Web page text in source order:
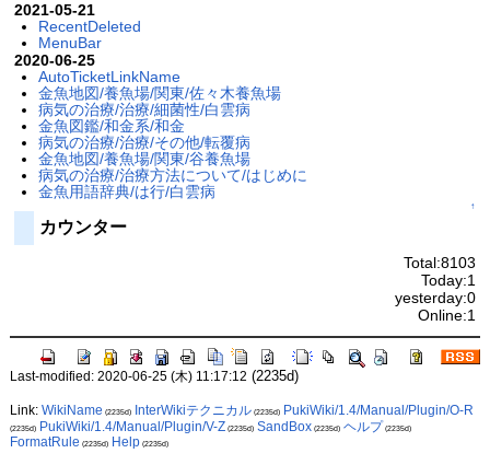
2021-05-21
RecentDeleted
MenuBar
2020-06-25
AutoTicketLinkName
金魚地図/養魚場/関東/佐々木養魚場
病気の治療/治療/細菌性/白雲病
金魚図鑑/和金系/和金
病気の治療/治療/その他/転覆病
金魚地図/養魚場/関東/谷養魚場
病気の治療/治療方法について/はじめに
金魚用語辞典/は行/白雲病
↑
カウンター
Total:8103
Today:1
yesterday:0
Online:1
Last-modified: 2020-06-25 (木) 11:17:12 (2235d)
Link: WikiName (2235d) InterWikiテクニカル(2235d) PukiWiki/1.4/Manual/Plugin/O-R
(2235d) PukiWiki/1.4/Manual/Plugin/V-Z (2235d) SandBox (2235d) ヘルプ (2235d)
FormatRule (2235d) Help(2235d)